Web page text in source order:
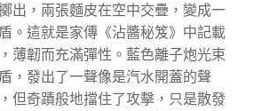
出，兩張麵皮在空中交疊，變成一
。這就是家傳《沾醬秘笈》中記載
薄韌而充滿彈性。藍色離子炮光束
，發出了一聲像是汽水開蓋的聲
但奇蹟般地擋住了攻擊，只是散發